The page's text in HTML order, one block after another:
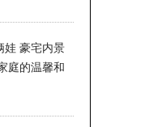
娃 豪宅内景
庭的温馨和